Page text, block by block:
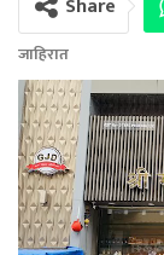
Share
जाहिरात